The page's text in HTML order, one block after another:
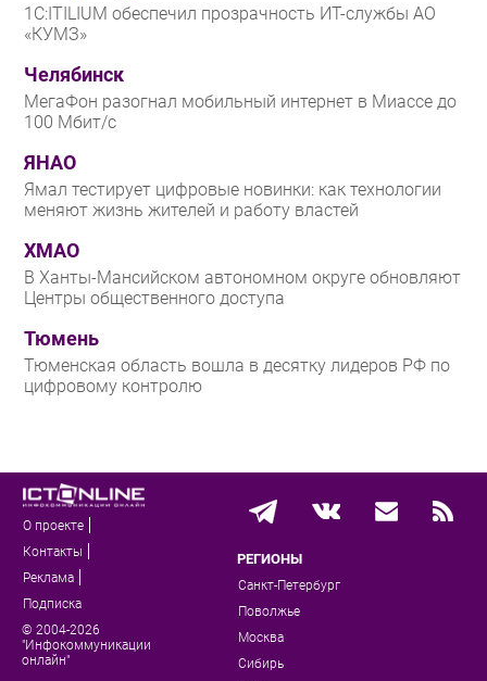
1С:ITILIUM обеспечил прозрачность ИТ-службы АО
«КУМЗ»
Челябинск
МегаФон разогнал мобильный интернет в Миассе до
100 Мбит/с
ЯНАО
Ямал тестирует цифровые новинки: как технологии
меняют жизнь жителей и работу властей
ХМАО
В Ханты-Мансийском автономном округе обновляют
Центры общественного доступа
Тюмень
Тюменская область вошла в десятку лидеров РФ по
цифровому контролю
О проекте
Контакты
Реклама
Подписка
© 2004-2026
"Инфокоммуникации
онлайн"
РЕГИОНЫ
Санкт-Петербург
Поволжье
Москва
Сибирь